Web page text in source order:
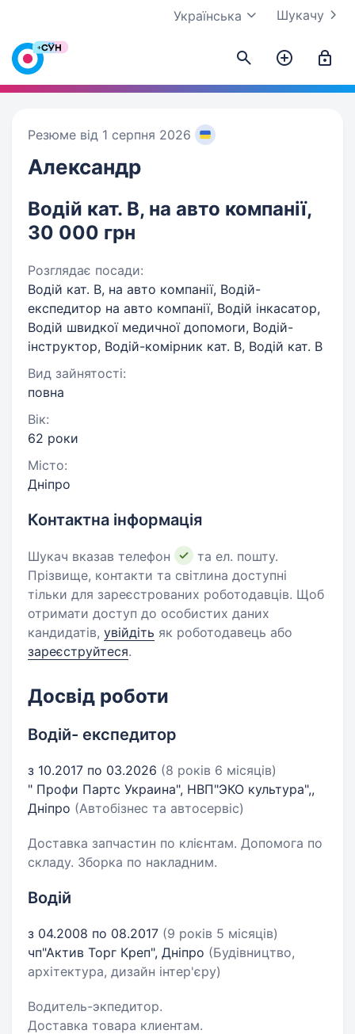
Шукачу
Українська
Резюме від 1 серпня 2026
Александр
Водій кат. В, на авто компанії,
30 000 грн
Розглядає посади:
Водій кат. В, на авто компанії, Водій-
експедитор на авто компанії, Водій інкасатор,
Водій швидкої медичної допомоги, Водій-
інструктор, Водій-комірник кат. В, Водій кат. В
Вид зайнятості:
повна
Вік:
62 роки
Місто:
Дніпро
Контактна інформація
Шукач вказав телефон
та ел. пошту.
Прізвище, контакти та світлина доступні
тільки для зареєстрованих роботодавців. Щоб
отримати доступ до особистих даних
кандидатів, увійдіть як роботодавець або
зареєструйтеся.
Досвід роботи
Водій- експедитор
з 10.2017 по 03.2026 (8 років 6 місяців)
" Профи Партс Украина", НВП"ЭКО культура",,
Дніпро (Автобізнес та автосервіс)
Доставка запчастин по клієнтам. Допомога по
складу. Зборка по накладним.
Водій
з 04.2008 по 08.2017 (9 років 5 місяців)
чп"Актив Торг Креп", Дніпро (Будівництво,
архітектура, дизайн інтер'єру)
Водитель-экпедитор.
Доставка товара клиентам.